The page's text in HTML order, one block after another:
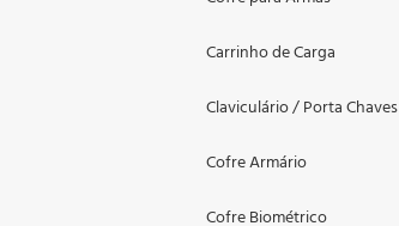
Carrinho de Carga
Claviculário / Porta Chaves
Cofre Armário
Cofre Biométrico